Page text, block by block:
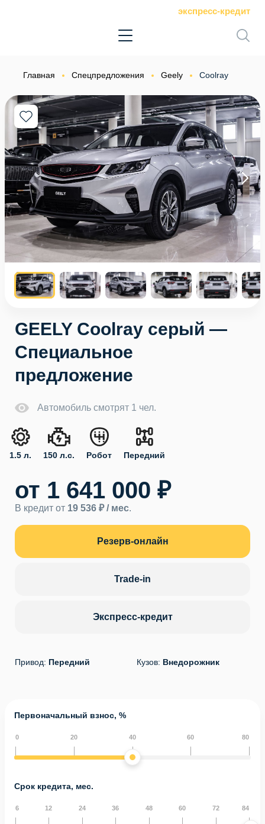
экспресс-кредит
Главная Спецпредложения Geely Coolray
GEELY Coolray серый —
Специальное
предложение
Автомобиль смотрят 1 чел.
1.5 л. 150 л.с. Робот Передний
от 1 641 000 ₽
В кредит от 19 536 ₽ / мес.
Резерв-онлайн
Trade-in
Экспресс-кредит
Привод: Передний Кузов: Внедорожник
Первоначальный взнос, %
0 20 40 60 80
Срок кредита, мес.
6 12 24 36 48 60 72 84